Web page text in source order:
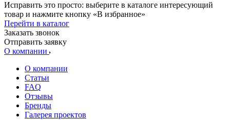
Исправить это просто: выберите в каталоге интересующий
товар и нажмите кнопку «В избранное»
Перейти в каталог
Заказать звонок
Отправить заявку
О компании
О компании
Статьи
FAQ
Отзывы
Бренды
Галерея проектов